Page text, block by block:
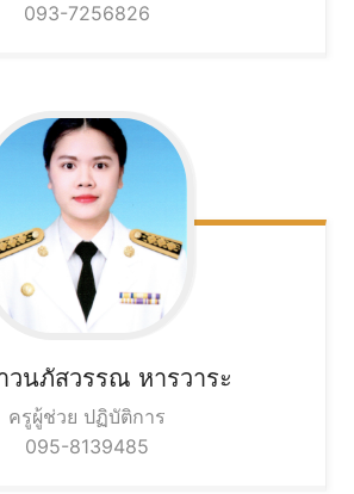
093-7256826
วนภัสวรรณ หารวาระ
ครูผู้ช่วย ปฏิบัติการ
095-8139485